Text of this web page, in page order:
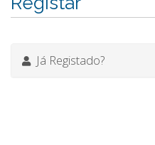
Já Registado?